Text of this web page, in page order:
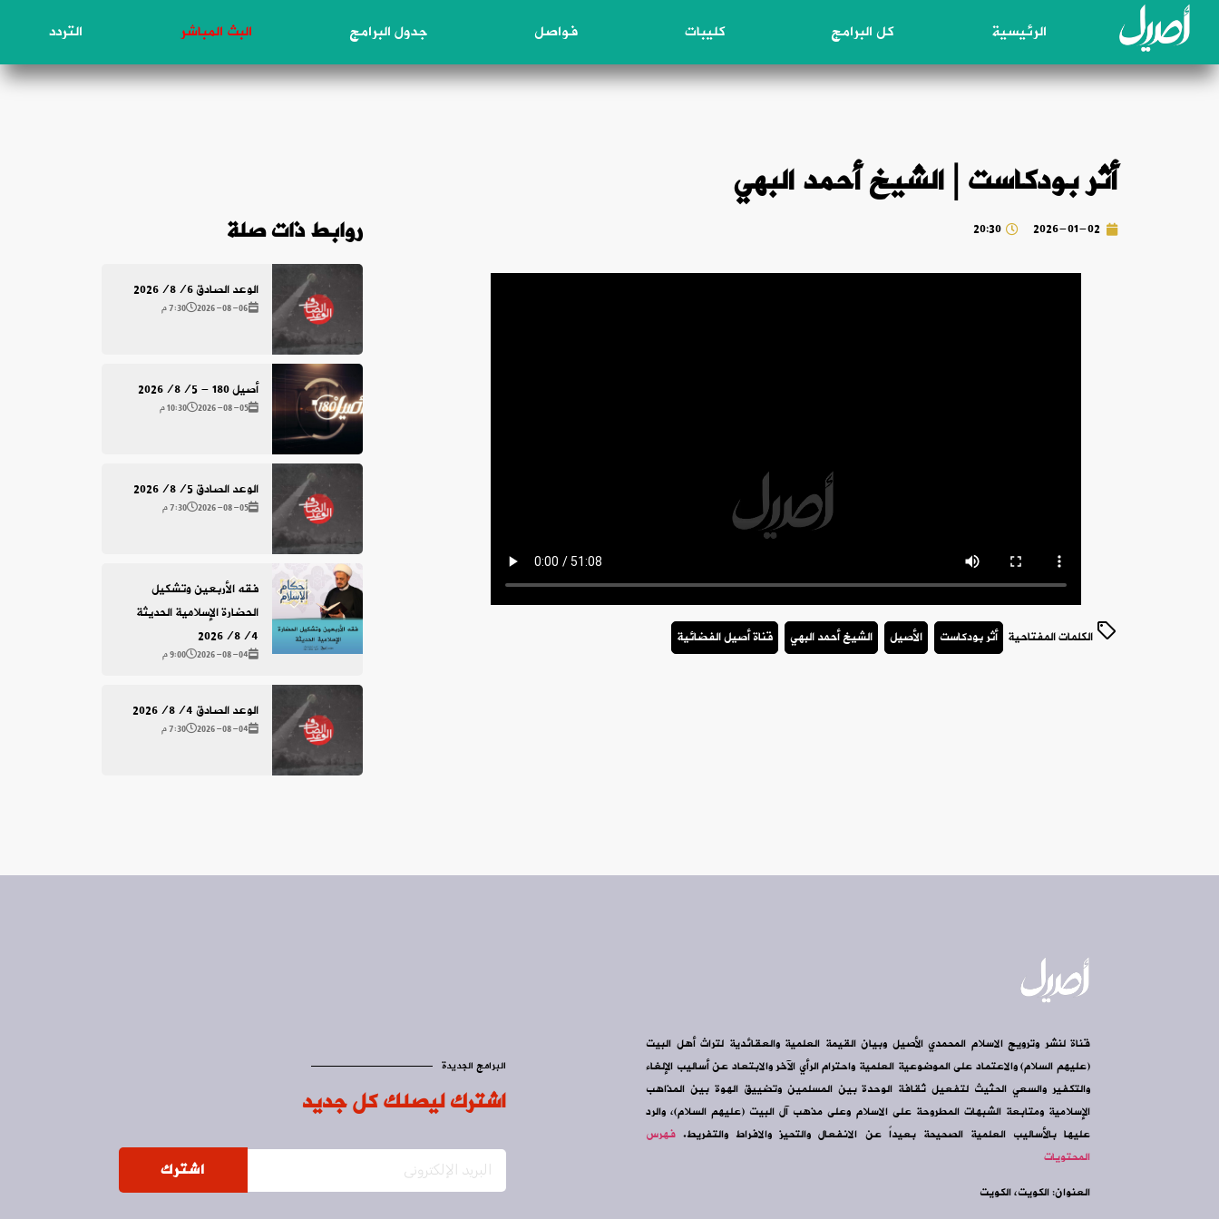
الرئيسية كل البرامج كليبات فواصل جدول البرامج البث المباشر التردد
أثر بودكاست | الشيخ أحمد البهي
2026-01-02
20:30
الكلمات المفتاحية أثر بودكاست الأصيل الشيخ أحمد البهي قناة أصيل الفضائية
روابط ذات صلة
الوعد الصادق 2026/8/6
2026-08-06 7:30 م
أصيل 180 - 2026/8/5
2026-08-05 10:30 م
الوعد الصادق 2026/8/5
2026-08-05 7:30 م
فقه الأربعين وتشكيل
الحضارة الإسلامية الحديثة
2026/8/4
2026-08-04 9:00 م
الوعد الصادق 2026/8/4
2026-08-04 7:30 م
قناة لنشر وترويج الاسلام المحمدي الأصيل وبيان القيمة العلمية والعقائدية لتراث أهل البيت
(عليهم السلام) والاعتماد على الموضوعية العلمية واحترام الرأي الآخر والابتعاد عن أساليب الإلغاء
والتكفير والسعي الحثيث لتفعيل ثقافة الوحدة بين المسلمين وتضييق الهوة بين المذاهب
الإسلامية ومتابعة الشبهات المطروحة على الاسلام وعلى مذهب آل البيت (عليهم السلام)، والرد
عليها بالأساليب العلمية الصحيحة بعيداً عن الانفعال والتحيز والافراط والتفريط. فهرس
المحتويات
العنوان: الكويت، الكويت
البرامج الجديدة
اشترك ليصلك كل جديد
اشترك